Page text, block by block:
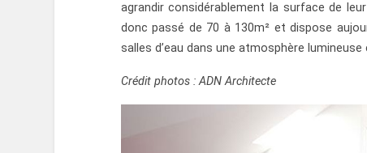
agrandir considérablement la surface de
donc passé de 70 à 130m² et dispose
salles d’eau dans une atmosphère lumineuse
Crédit photos : ADN Architecte